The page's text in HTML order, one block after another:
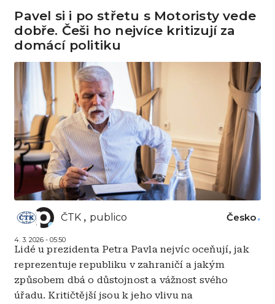
Pavel si i po střetu s Motoristy vede
dobře. Češi ho nejvíce kritizují za
domácí politiku
ČTK publico
4. 3. 2026 - 05:50
Česko
Lidé u prezidenta Petra Pavla nejvíc oceňují, jak
reprezentuje republiku v zahraničí a jakým
způsobem dbá o důstojnost a vážnost svého
úřadu. Kritičtější jsou k jeho vlivu na